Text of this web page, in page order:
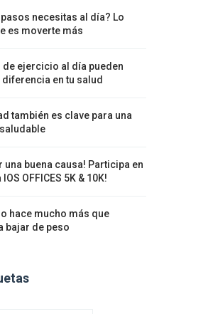
necesitas al día? Lo
es moverte más
de ejercicio al día pueden
en tu salud
también es clave para una
una buena causa! Participa en
OFFICES 5K & 10K!
hace mucho más que
bajar de peso